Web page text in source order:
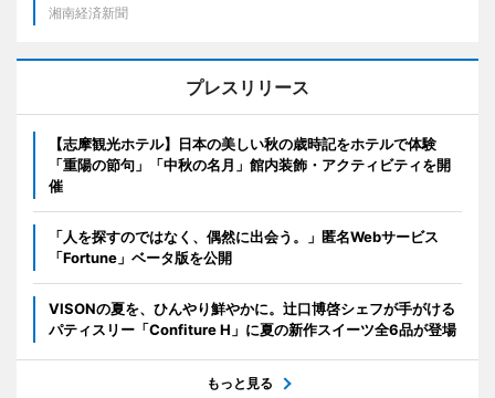
湘南経済新聞
プレスリリース
【志摩観光ホテル】日本の美しい秋の歳時記をホテルで体験
「重陽の節句」「中秋の名月」館内装飾・アクティビティを開
催
「人を探すのではなく、偶然に出会う。」匿名Webサービス
「Fortune」ベータ版を公開
VISONの夏を、ひんやり鮮やかに。辻口博啓シェフが手がける
パティスリー「Confiture H」に夏の新作スイーツ全6品が登場
もっと見る